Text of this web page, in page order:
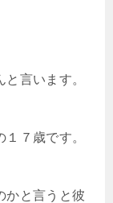
言います。
７歳です。
かと言うと彼